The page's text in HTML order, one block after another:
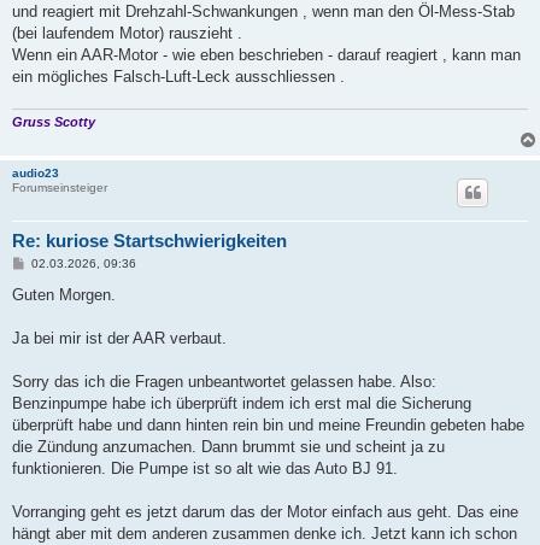
und reagiert mit Drehzahl-Schwankungen , wenn man den Öl-Mess-Stab
(bei laufendem Motor) rauszieht .
Wenn ein AAR-Motor - wie eben beschrieben - darauf reagiert , kann man
ein mögliches Falsch-Luft-Leck ausschliessen .
Gruss Scotty
audio23
Forumseinsteiger
Re: kuriose Startschwierigkeiten
B
i
a
02.03.2026, 09:36
Guten Morgen.
Ja bei mir ist der AAR verbaut.
Sorry das ich die Fragen unbeantwortet gelassen habe. Also:
Benzinpumpe habe ich überprüft indem ich erst mal die Sicherung
überprüft habe und dann hinten rein bin und meine Freundin gebeten habe
die Zündung anzumachen. Dann brummt sie und scheint ja zu
funktionieren. Die Pumpe ist so alt wie das Auto BJ 91.
Vorranging geht es jetzt darum das der Motor einfach aus geht. Das eine
hängt aber mit dem anderen zusammen denke ich. Jetzt kann ich schon